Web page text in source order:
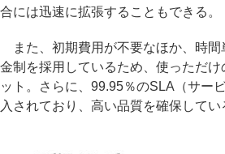
合には迅速に拡張することもできる。
また、初期費用が不要なほか、時間
金制を採用しているため、使っただけ
ット。さらに、99.95％のSLA（サー
入されており、高い品質を確保してい